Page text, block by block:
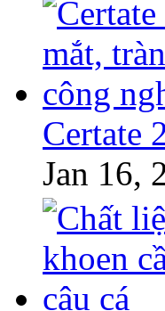
Certate
Jan 16,